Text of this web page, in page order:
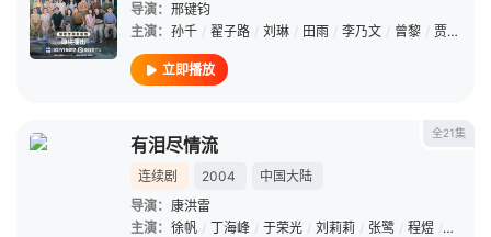
导演： 邢键钧
主演： 孙千 / 翟子路 / 刘琳 / 田雨 / 李乃文 / 曾黎 / 贾冰
立即播放
全21集
有泪尽情流
连续剧 2004
中国大陆
导演： 康洪雷
主演： 徐帆 / 丁海峰 / 于荣光 / 刘莉莉 / 张鹭 / 程煜 / 吴连生